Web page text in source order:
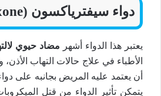
دواء سيفترياكسون (Ceftriaxone) :
يعتبر هذا الدواء أشهر مضاد حيوي
الأطباء في علاج حالات التهاب
أن يعتمد عليه المريض بجانبه على
يتمكن تأثير الدواء من قتل